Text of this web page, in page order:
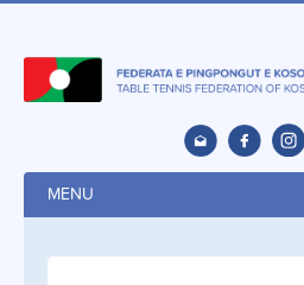
MENU